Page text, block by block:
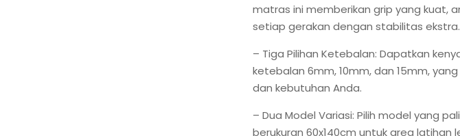
matras ini memberikan grip yang kuat,
setiap gerakan dengan stabilitas ekstra.
– Tiga Pilihan Ketebalan: Dapatkan
ketebalan 6mm, 10mm, dan 15mm,
dan kebutuhan Anda.
– Dua Model Variasi: Pilih model yang
berukuran 60x140cm untuk area